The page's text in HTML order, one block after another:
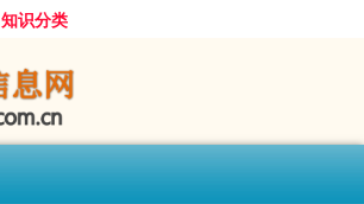
知识分类